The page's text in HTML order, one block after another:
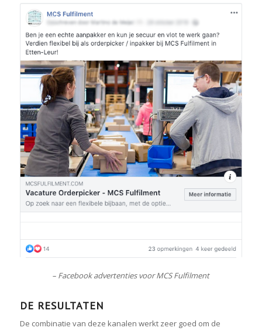
– Facebook advertenties voor MCS Fulfilment
DE RESULTATEN
De combinatie van deze kanalen werkt zeer goed om de